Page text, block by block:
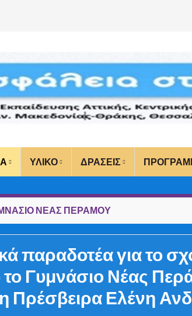
ΥΛΙΚΟ ΔΡΑΣΕΙΣ
ΝΕΑΣ ΠΕΡΑΜΟΥ
παραδοτέα για το
Γυμνάσιο Νέας
Πρέσβειρα Ελένη